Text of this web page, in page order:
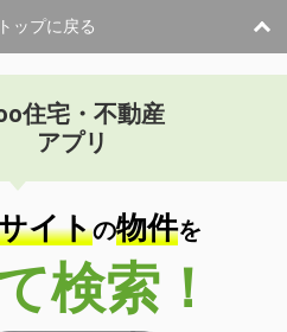
ップに戻る
住宅・不動産
アプリ
イトの物件を
検索！